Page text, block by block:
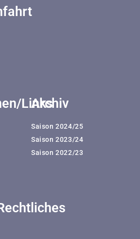
Links
Archiv
Saison 2024/25
Saison 2023/24
Saison 2022/23